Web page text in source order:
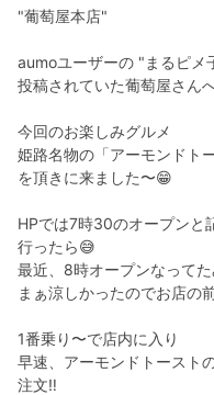
"葡萄屋本店"
aumoユーザーの "まるピメ
投稿されていた葡萄屋さん
今回のお楽しみグルメ
姫路名物の「アーモンドトー
を頂きに来ました〜😁
HPでは7時30のオープンと
行ったら😅
最近、8時オープンなって
まぁ涼しかったのでお店の
1番乗り〜で店内に入り
早速、アーモンドトースト
注文‼️